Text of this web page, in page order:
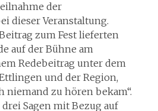
der
dieser Veranstaltung.
zum Fest lieferten
auf der Bühne am
Redebeitrag unter dem
und der Region,
niemand zu hören bekam“.
Sagen mit Bezug auf